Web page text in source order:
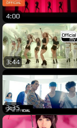
4:00
3:44
3:35